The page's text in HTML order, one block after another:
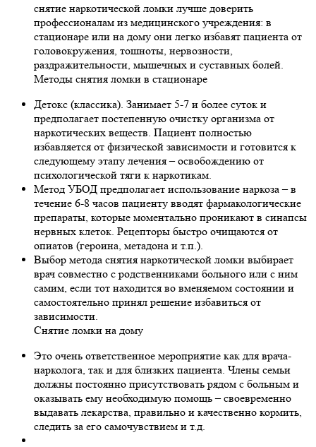
снятие наркотической ломки лучше доверить
профессионалам из медицинского учреждения: в
стационаре или на дому они легко избавят пациента от
головокружения, тошноты, нервозности,
раздражительности, мышечных и суставных болей.
Методы снятия ломки в стационаре
Детокс (классика). Занимает 5-7 и более суток и
предполагает постепенную очистку организма от
наркотических веществ. Пациент полностью
избавляется от физической зависимости и готовится к
следующему этапу лечения – освобождению от
психологической тяги к наркотикам.
Метод УБОД предполагает использование наркоза – в
течение 6-8 часов пациенту вводят фармакологические
препараты, которые моментально проникают в синапсы
нервных клеток. Рецепторы быстро очищаются от
опиатов (героина, метадона и т.п.).
Выбор метода снятия наркотической ломки выбирает
врач совместно с родственниками больного или с ним
самим, если тот находится во вменяемом состоянии и
самостоятельно принял решение избавиться от
зависимости.
Снятие ломки на дому
Это очень ответственное мероприятие как для врача-
нарколога, так и для близких пациента. Члены семьи
должны постоянно присутствовать рядом с больным и
оказывать ему необходимую помощь – своевременно
выдавать лекарства, правильно и качественно кормить,
следить за его самочувствием и т.д.